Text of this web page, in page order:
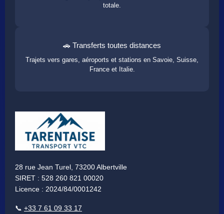
totale.
🚗 Transferts toutes distances
Trajets vers gares, aéroports et stations en Savoie, Suisse,
France et Italie.
28 rue Jean Turel, 73200 Albertville
SIRET : 528 260 821 00020
Licence : 2024/84/0001242
📞 +33 7 61 09 33 17